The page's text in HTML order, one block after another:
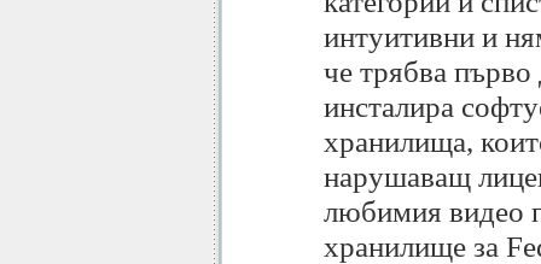
интуитивни и
че трябва
инсталира
хранилища,
нарушаващ
любимия видео
хранилище за